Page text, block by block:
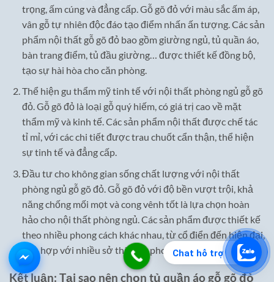
Chat hỗ trợ
trọng, ấm cúng và đẳng cấp. Gỗ gõ đỏ với màu sắc ấm áp,
vân gỗ tự nhiên độc đáo tạo điểm nhấn ấn tượng. Các sản
phẩm nội thất gỗ gõ đỏ bao gồm giường ngủ, tủ quần áo,
bàn trang điểm, tủ đầu giường… được thiết kế đồng bộ,
tạo sự hài hòa cho căn phòng.
Thể hiện gu thẩm mỹ tinh tế với nội thất phòng ngủ gỗ gõ
đỏ. Gỗ gõ đỏ là loại gỗ quý hiếm, có giá trị cao về mặt
thẩm mỹ và kinh tế. Các sản phẩm nội thất được chế tác
tỉ mỉ, với các chi tiết được trau chuốt cẩn thận, thể hiện
sự tinh tế và đẳng cấp.
Đầu tư cho không gian sống chất lượng với nội thất
phòng ngủ gỗ gõ đỏ. Gỗ gõ đỏ với độ bền vượt trội, khả
năng chống mối mọt và cong vênh tốt là lựa chọn hoàn
hảo cho nội thất phòng ngủ. Các sản phẩm được thiết kế
theo nhiều phong cách khác nhau, từ cổ điển đến hiện đại,
phù hợp với nhiều sở thích và phong cách nội thất.
Kết luận: Tại sao nên chọn tủ quần áo gỗ gõ đỏ